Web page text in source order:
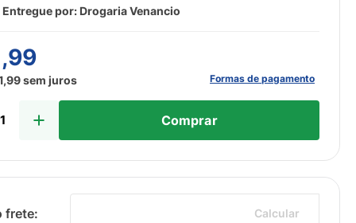
Entregue por: Drogaria Venancio
,99
,99sem juros Formas de pagamento
Comprar
Calcular